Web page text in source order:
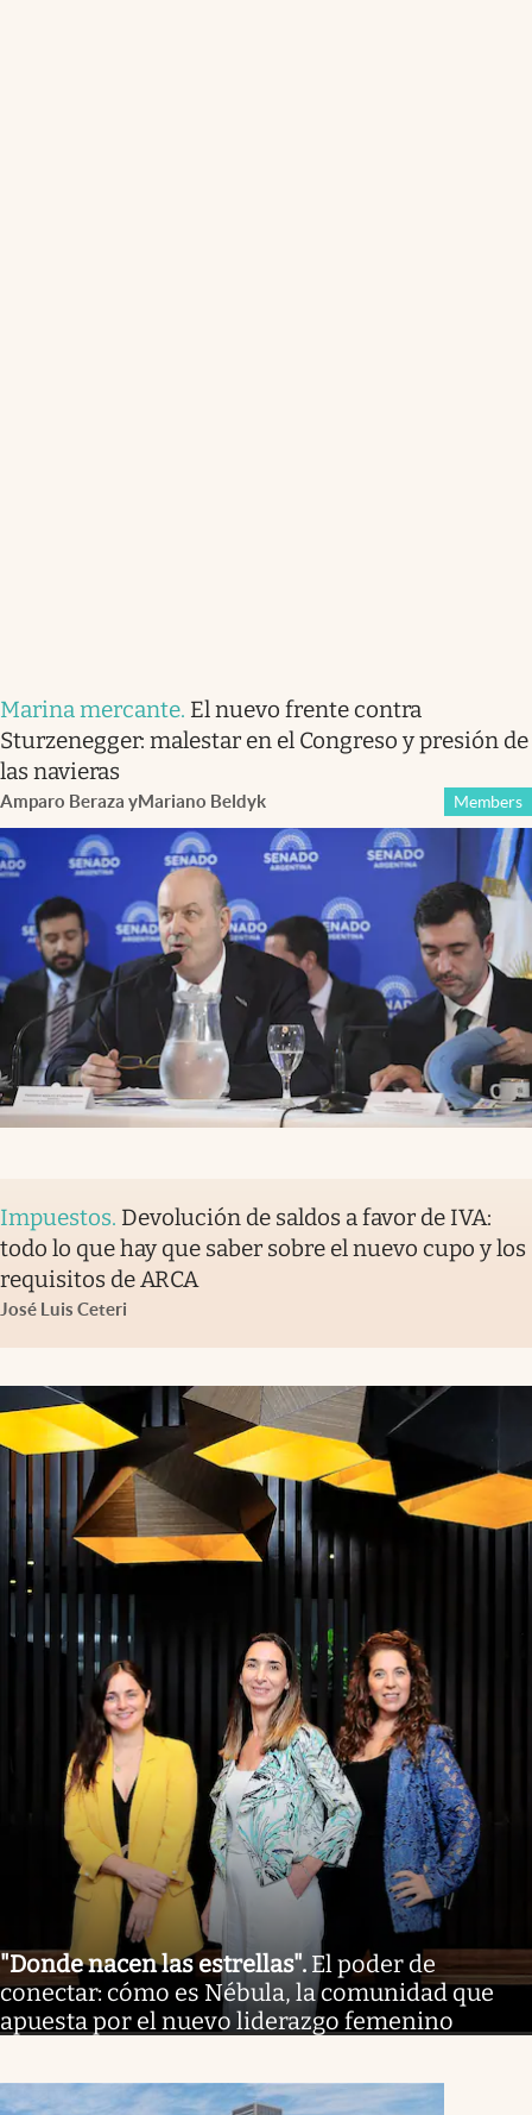
Marina mercante. El nuevo frente contra
Sturzenegger: malestar en el Congreso y presión de
las navieras
Amparo Beraza yMariano Beldyk Members
Impuestos. Devolución de saldos a favor de IVA:
todo lo que hay que saber sobre el nuevo cupo y los
requisitos de ARCA
José Luis Ceteri
"Donde nacen las estrellas". El poder de
conectar: cómo es Nébula, la comunidad que
apuesta por el nuevo liderazgo femenino